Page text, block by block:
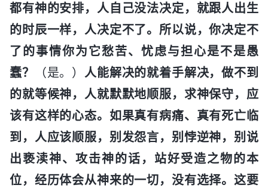
都有神的安排，人自己没法决定，就跟人出生
的时辰一样，人决定不了。所以说，你决定不
了的事情你为它愁苦、忧虑与担心是不是愚
蠢？
（是。） 人能解决的就着手解决，做不到
的就等候神，人就默默地顺服，求神保守，应
该有这样的心态。如果真有病痛、真有死亡临
到，人应该顺服，别发怨言，别悖逆神，别说
出亵渎神、攻击神的话，站好受造之物的本
位，经历体会从神来的一切，没有选择。这要